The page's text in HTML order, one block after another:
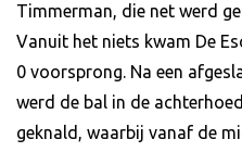
Timmerman, die net werd
Vanuit het niets kwam De
0 voorsprong. Na een
werd de bal in de
geknald, waarbij vanaf de